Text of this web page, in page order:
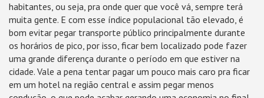
habitantes, ou seja, pra onde quer que você vá, sempre terá
muita gente. E com esse índice populacional tão elevado, é
bom evitar pegar transporte público principalmente durante
os horários de pico, por isso, ficar bem localizado pode fazer
uma grande diferença durante o período em que estiver na
cidade. Vale a pena tentar pagar um pouco mais caro pra ficar
em um hotel na região central e assim pegar menos